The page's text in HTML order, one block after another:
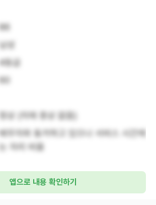
86
남성
4등급
60
정상 (치매 증상 없음)
배우자와 동거하고 있으나 서비스 시간에
는 자리 비움
앱으로 내용 확인하기